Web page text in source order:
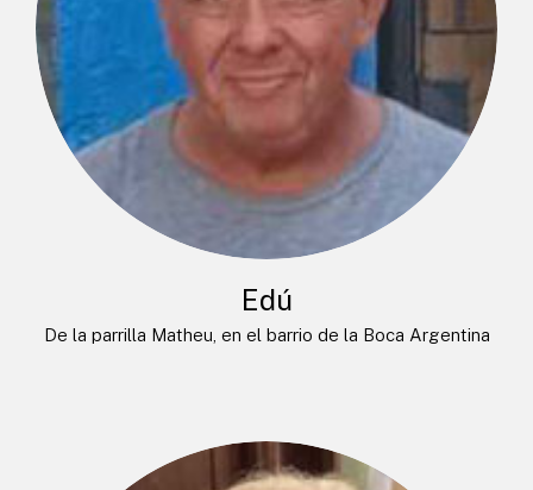
Edú
De la parrilla Matheu, en el barrio de la Boca Argentina